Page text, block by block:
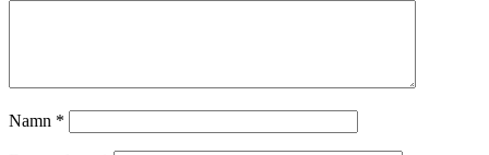
Namn *